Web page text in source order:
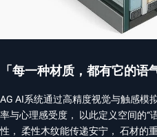
「每一种材质，都有它的语
AG AI系统通过高精度视觉与触感模
率与心理感受度， 以此定义空间的“
性， 柔性木纹能传递安宁， 石材的